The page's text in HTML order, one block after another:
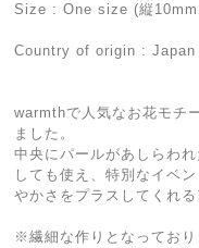
Size : One size (縦
Country of origin : Japan
warmthで人気なお花モチ
ました。
中央にパールがあしらわ
しても使え、特別なイベ
やかさをプラスしてくれる
※繊細な作りとなっており